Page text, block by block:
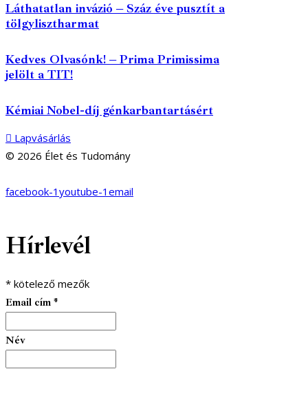
Láthatatlan invázió – Száz éve pusztít a
tölgylisztharmat
Kedves Olvasónk! – Prima Primissima
jelölt a TIT!
Kémiai Nobel-díj génkarbantartásért
Lapvásárlás
© 2026 Élet és Tudomány
facebook-1 youtube-1 email
Hírlevél
* kötelező mezők
Email cím *
Név